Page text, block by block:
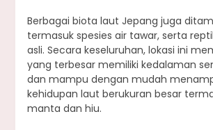
Berbagai biota laut Jepang juga
termasuk spesies air tawar, serta
asli. Secara keseluruhan, lokasi ini
yang terbesar memiliki kedalaman
dan mampu dengan mudah
kehidupan laut berukuran besar
manta dan hiu.